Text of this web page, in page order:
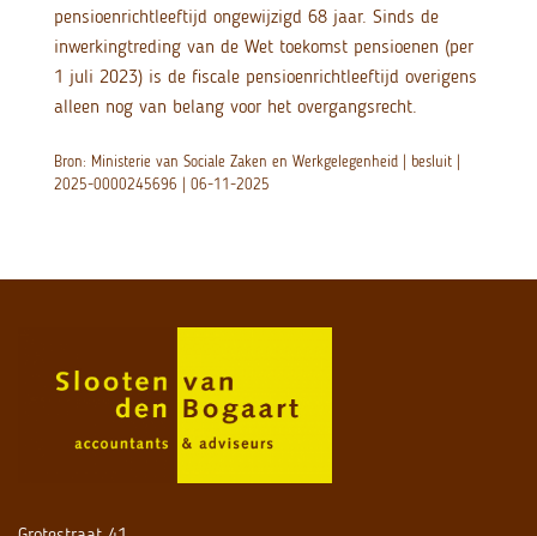
pensioenrichtleeftijd ongewijzigd 68 jaar. Sinds de
inwerkingtreding van de Wet toekomst pensioenen (per
1 juli 2023) is de fiscale pensioenrichtleeftijd overigens
alleen nog van belang voor het overgangsrecht.
Bron: Ministerie van Sociale Zaken en Werkgelegenheid | besluit |
2025-0000245696 | 06-11-2025